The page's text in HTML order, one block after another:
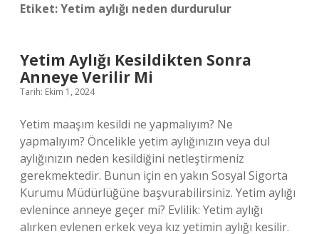
Etiket:Yetim aylığı neden durdurulur
Yetim Aylığı Kesildikten Sonra
Anneye Verilir Mi
Tarih: Ekim 1, 2024
Yetim maaşım kesildi ne yapmalıyım? Ne
yapmalıyım? Öncelikle yetim aylığınızın veya dul
aylığınızın neden kesildiğini netleştirmeniz
gerekmektedir. Bunun için en yakın Sosyal Sigorta
Kurumu Müdürlüğüne başvurabilirsiniz. Yetim aylığı
evlenince anneye geçer mi? Evlilik: Yetim aylığı
alırken evlenen erkek veya kız yetimin aylığı kesilir.